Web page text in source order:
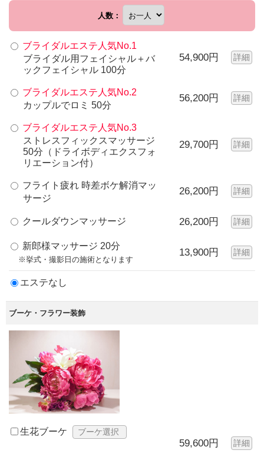
人数：
ブライダルエステ人気No.1
ブライダル用フェイシャル＋バ
ックフェイシャル 100分
54,900円 詳細
ブライダルエステ人気No.2
カップルでロミ 50分
56,200円 詳細
ブライダルエステ人気No.3
ストレスフィックスマッサージ
50分（ドライボディエクスフォ
リエーション付）
29,700円 詳細
フライト疲れ 時差ボケ解消マッ
サージ
26,200円 詳細
クールダウンマッサージ 26,200円 詳細
新郎様マッサージ 20分
※挙式・撮影日の施術となります
13,900円 詳細
エステなし
ブーケ・フラワー装飾
生花ブーケ ブーケ選択
59,600円 詳細